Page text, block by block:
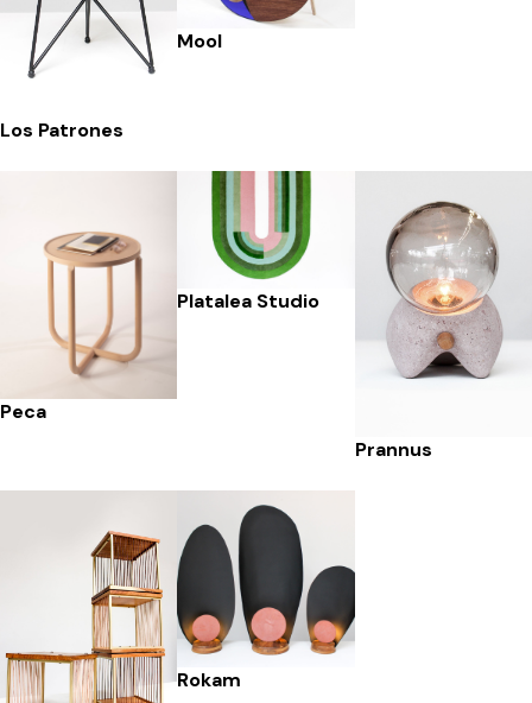
Los Patrones
Mool
Peca
Platalea Studio
Prannus
Rokam